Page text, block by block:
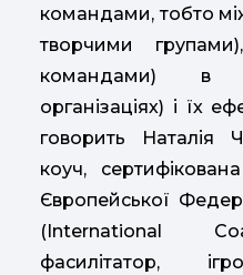
командами, тобто
творчими
командами) в
організаціях) і їх
говорить Наталія
коуч,
Європейської
(International
фасилітатор,